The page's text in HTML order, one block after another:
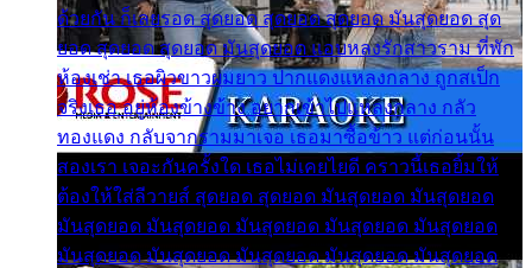
ด้วยกัน ก็เลยรอด สุดยอด สุดยอด สุดยอด มันสุดยอด สุด
ยอด สุดยอด สุดยอด มันสุดยอด แอบหลงรักสาวราม ที่พัก
ห้องเช่า เธอผิวขาวผมยาว ปากแดงแหลงกลาง ถูกสเป็ก
จริงเธอ อยู่ห้องข้างข้าง อยากเข้าไปแหลงกลาง กลัว
ทองแดง กลับจากรามมาเจอ เธอมาซื้อข้าว แต่ก่อนนั้น
สองเรา เจอะกันครั้งใด เธอไม่เคยไยดี คราวนี้เธอยิ้มให้
ต้องให้ใส่ลีวายส์ สุดยอด สุดยอด มันสุดยอด มันสุดยอด
มันสุดยอด มันสุดยอด มันสุดยอด มันสุดยอด มันสุดยอด
มันสุดยอด มันสุดยอด มันสุดยอด มันสุดยอด มันสุดยอด